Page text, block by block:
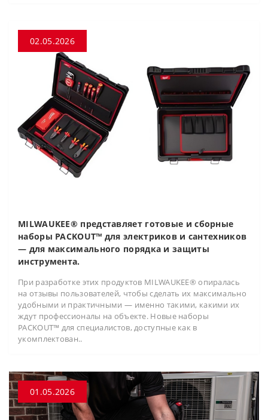
02.05.2026
MILWAUKEE® представляет готовые и сборные
наборы PACKOUT™ для электриков и сантехников
— для максимального порядка и защиты
инструмента.
При разработке этих продуктов MILWAUKEE® опиралась
на отзывы пользователей, чтобы сделать их максимально
удобными и практичными — именно такими, какими их
ждут профессионалы на объекте. Новые наборы
PACKOUT™ для специалистов, доступные как в
укомплектован..
01.05.2026